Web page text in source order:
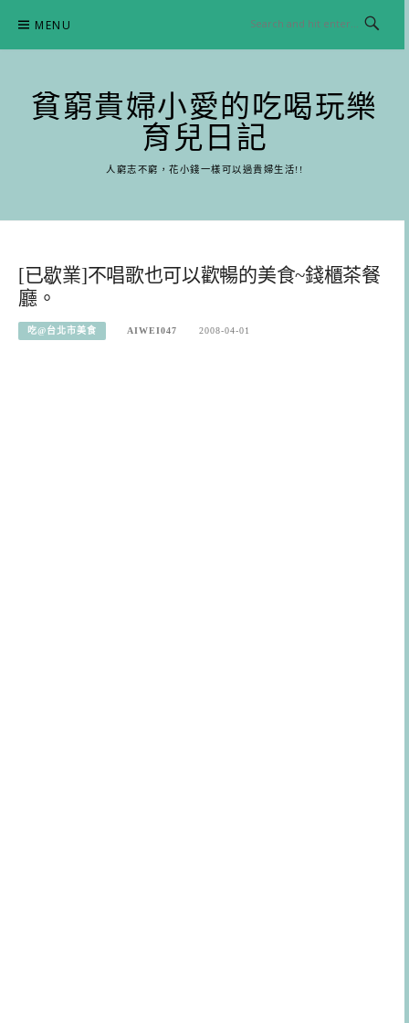
content
MENU
貧窮貴婦小愛的吃喝玩樂
育兒日記
人窮志不窮，花小錢一樣可以過貴婦生活!!
[已歇業]不唱歌也可以歡暢的美食~錢櫃茶餐
廳。
吃@台北市美食 AIWEI047 2008-04-01